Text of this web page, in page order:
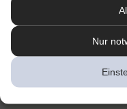
Nur
Newsletter
Barrierefreiheitserklärung